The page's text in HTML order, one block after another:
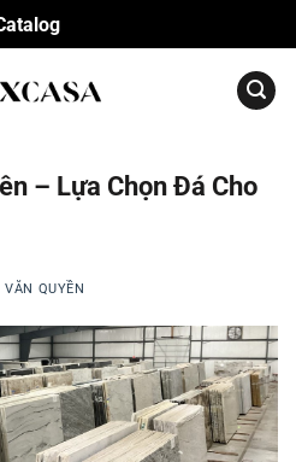
– Lựa Chọn Đá Cho
VĂN QUYỀN